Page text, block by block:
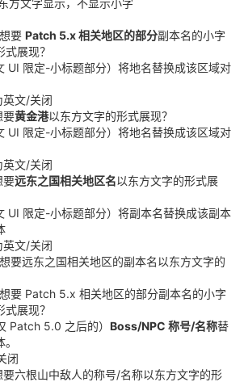
要 Patch 5.x 相关地区的部分副本名的小字
展现？
UI 限定-小标题部分）将地名替换成该区域对
英文/关闭
要黄金港以东方文字的形式展现？
UI 限定-小标题部分）将地名替换成该区域对
英文/关闭
要远东之国相关地区名以东方文字的形式展
UI 限定-小标题部分）将副本名替换成该副本
英文/关闭
要远东之国相关地区的副本名以东方文字的
要 Patch 5.x 相关地区的部分副本名的小字
展现？
Patch 5.0 之后的） Boss/NPC 称号/名称替
闭
六根山中敌人的称号/名称以东方文字的形